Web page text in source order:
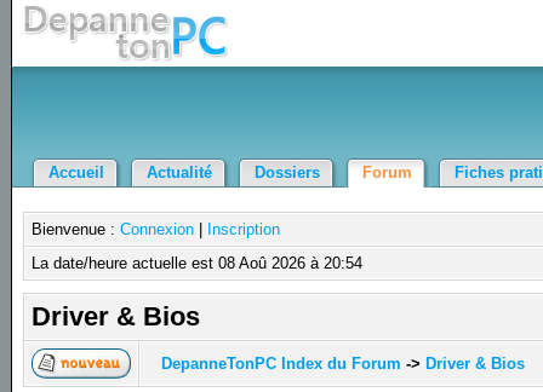
Accueil Actualité Dossiers Forum Fiches
Bienvenue :Connexion
Inscription
La date/heure actuelle est 08 Aoû 2026 à 20:54
Driver & Bios
DepanneTonPC Index du Forum ->Driver & Bios